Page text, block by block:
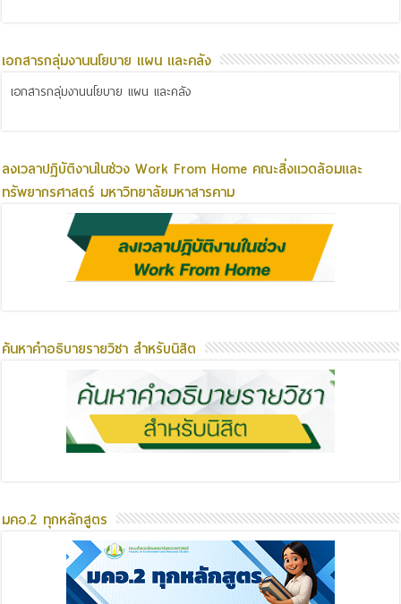
เอกสารกลุ่มงานนโยบาย แผน และคลัง
เอกสารกลุ่มงานนโยบาย แผน และคลัง
ลงเวลาปฏิบัติงานในช่วง Work From Home คณะสิ่งแวดล้อมและ
ทรัพยากรศาสตร์ มหาวิทยาลัยมหาสารคาม
ค้นหาคำอธิบายรายวิชา สำหรับนิสิต
มคอ.2 ทุกหลักสูตร